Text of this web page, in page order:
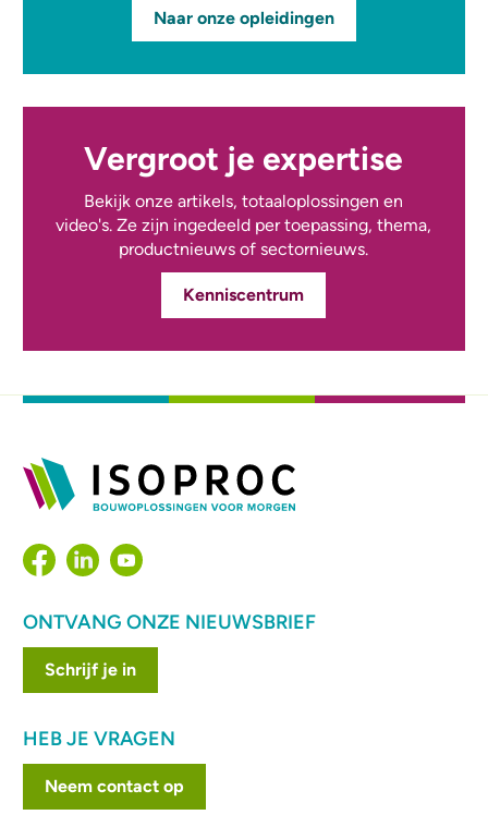
Naar onze opleidingen
Vergroot je expertise
Bekijk onze artikels, totaaloplossingen en
video's. Ze zijn ingedeeld per toepassing, thema,
productnieuws of sectornieuws.
Kenniscentrum
ONTVANG ONZE NIEUWSBRIEF
Schrijf je in
HEB JE VRAGEN
Neem contact op